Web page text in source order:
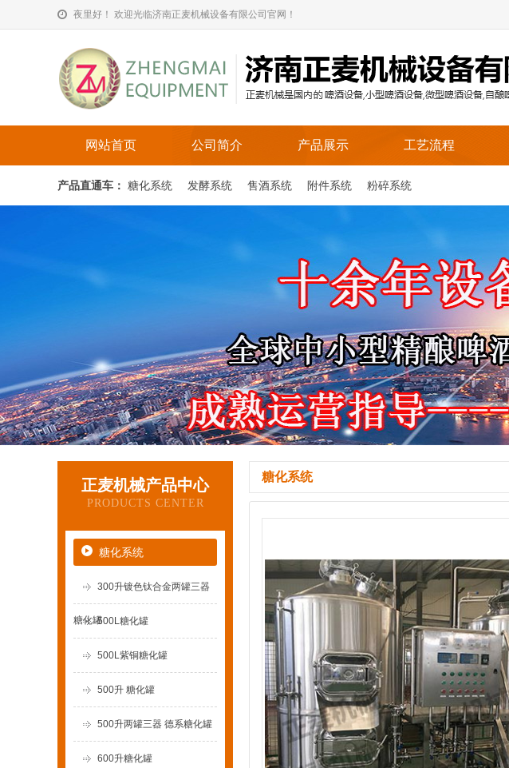
夜里好！ 欢迎光临济南正麦机械设备有限公司官网！
网站首页 公司简介 产品展示 工艺流程
产品直通车： 糖化系统 发酵系统 售酒系统 附件系统 粉碎系统
正麦机械产品中心
PRODUCTS CENTER
糖化系统
300升镀色钛合金两罐三器
糖化罐500L糖化罐
500L紫铜糖化罐
500升 糖化罐
500升两罐三器 德系糖化罐
600升糖化罐
糖化系统